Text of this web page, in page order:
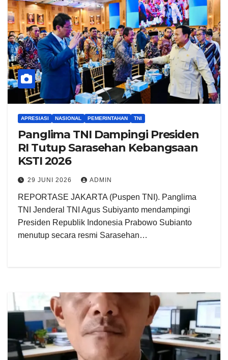
APRESIASI NASIONAL PEMERINTAHAN TNI
Panglima TNI Dampingi Presiden
RI Tutup Sarasehan Kebangsaan
KSTI 2026
29 JUNI 2026 ADMIN
REPORTASE JAKARTA (Puspen TNI). Panglima
TNI Jenderal TNI Agus Subiyanto mendampingi
Presiden Republik Indonesia Prabowo Subianto
menutup secara resmi Sarasehan…